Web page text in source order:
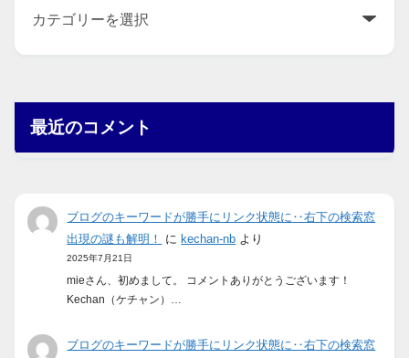
最近のコメント
ブログのキーワードが勝手にリンク状態に‥右下の検索窓
出現の謎も解明！
に kechan-nb より
2025年7月21日
mieさん、初めまして。 コメントありがとうございます！
Kechan（ケチャン）…
ブログのキーワードが勝手にリンク状態に‥右下の検索窓